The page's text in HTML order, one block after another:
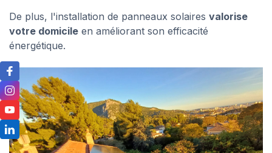
De plus, l'installation de panneaux solaires valorise
votre domicile en améliorant son efficacité
énergétique.